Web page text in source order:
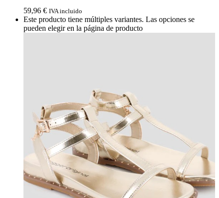
59,96 € IVA incluido
Este producto tiene múltiples variantes. Las opciones se
pueden elegir en la página de producto